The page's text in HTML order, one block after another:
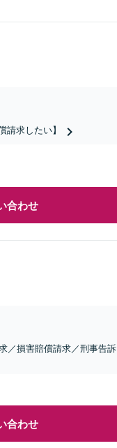
請求したい】
合わせ
／損害賠償請求／刑事告訴
合わせ